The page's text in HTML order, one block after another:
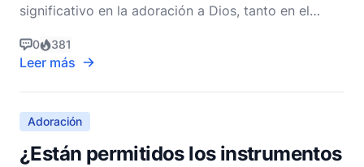
significativo en la adoración a Dios, tanto en el
La Biblia está repleta de referencias a la música, el
canto y el uso de varios instrumentos musicales en
el contexto de la adoración. Comprender el papel
de la
0 381
Leer más
Adoración
¿Están permitidos los instrumentos